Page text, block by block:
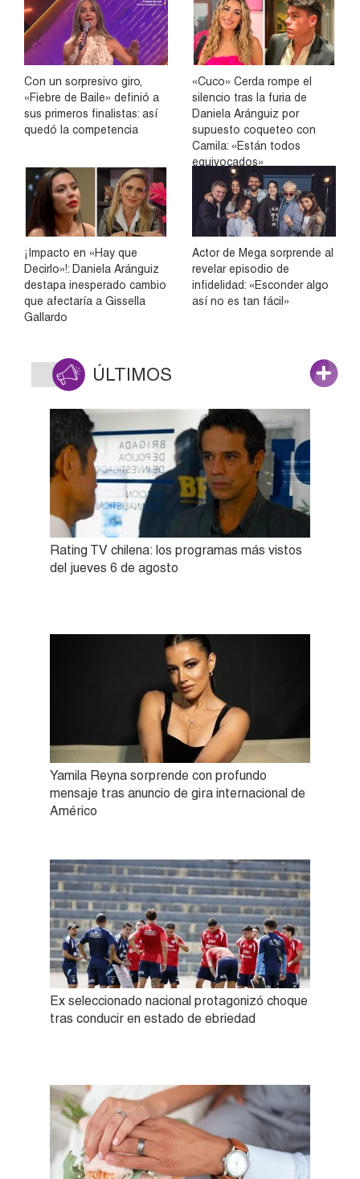
Con un sorpresivo giro,
«Fiebre de Baile» definió a
sus primeros finalistas: así
quedó la competencia
«Cuco» Cerda rompe el
silencio tras la furia de
Daniela Aránguiz por
supuesto coqueteo con
Camila: «Están todos
equivocados»
¡Impacto en «Hay que
Decirlo»!: Daniela Aránguiz
destapa inesperado cambio
que afectaría a Gissella
Gallardo
Actor de Mega sorprende al
revelar episodio de
infidelidad: «Esconder algo
así no es tan fácil»
ÚLTIMOS
Rating TV chilena: los programas más vistos
del jueves 6 de agosto
Yamila Reyna sorprende con profundo
mensaje tras anuncio de gira internacional de
Américo
Ex seleccionado nacional protagonizó choque
tras conducir en estado de ebriedad